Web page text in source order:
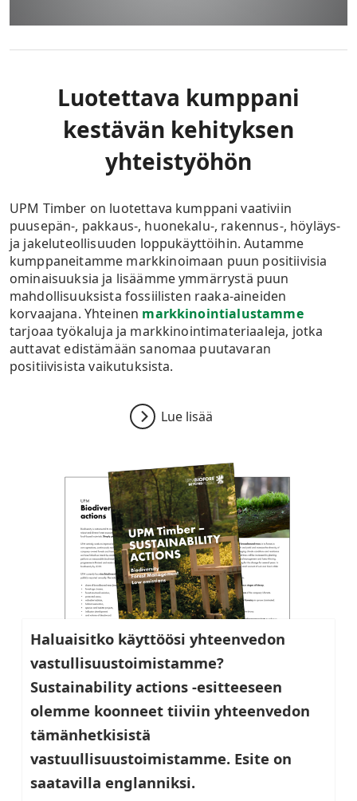
Luotettava kumppani
kestävän kehityksen
yhteistyöhön
UPM Timber on luotettava kumppani vaativiin
puusepän-, pakkaus-, huonekalu-, rakennus-, höyläys-
ja jakeluteollisuuden loppukäyttöihin.Autamme
kumppaneitamme markkinoimaan puun positiivisia
ominaisuuksia ja lisäämme ymmärrystä puun
mahdollisuuksista fossiilisten raaka-aineiden
korvaajana. Yhteinen markkinointialustamme
tarjoaa työkaluja ja markkinointimateriaaleja, jotka
auttavat edistämään sanomaa puutavaran
positiivisista vaikutuksista.
Lue lisää
Haluaisitko käyttöösi yhteenvedon
vastullisuustoimistamme?
Sustainability actions -esitteeseen
olemme koonneet tiiviin yhteenvedon
tämänhetkisistä
vastuullisuustoimistamme. Esite on
saatavilla englanniksi.